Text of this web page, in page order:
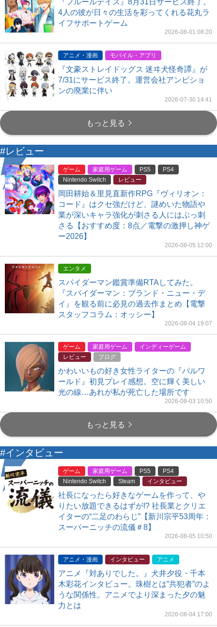
『フルールデイズ』8月31日サービス終了。
4人の彼が日々の生活を彩ってくれる花丸ラ
イフサポートゲーム
2026-08-01 08:20
アニメ・漫画 モバイル・アプリ
『文豪ストレイドッグス 迷ヰ犬怪奇譚』が
7/31にサービス終了。運営会社アンビショ
ンの廃業に伴い
2026-07-30 14:41
もっと見る
#レビュー
ゲーム 家庭用ゲーム PS5
PS4
Nintendo Switch
レビュー
岡田耕始＆里見直新作RPG『ヴィリオン：
コード』はクセ強だけど、謎めいた物語や
業が深いキャラ強化が刺さる人にはぶっ刺
さる【おすすめ度：8点／電撃の激押し神ゲ
ー2026】
2026-08-05 12:00
エンタメ
スパイダーマン鑑賞準備RTAしてみた。
『スパイダーマン：ブランド・ニュー・デ
イ』を観る前に必見の過去作まとめ【電撃
スタッフコラム：オッシー】
2026-08-04 19:07
ゲーム 家庭用ゲーム
インディーゲーム
レビュー
ブログ
かわいいもの好き女性ライターの『パルワ
ールド』初見プレイ感想。空に輝く美しい
光の線…あれが私が死亡した場所です
2026-08-03 10:50
もっと見る
#インタビュー
ゲーム 家庭用ゲーム PS5
PS4
Nintendo Switch
Steam インタビュー
社長になったら好きなゲームを作って、や
りたい放題できるはずが!? 社長業とクリエ
イターの“二足のわらじ”【新川宗平53周年：
スーパーニッチの流儀＃8】
2026-08-05 10:50
アニメ・漫画 インタビュー アニメ
アニメ『対ありでした。』犬井夕役・千本
木彩花インタビュー。珠樹とは”共犯者”のよ
うな関係性。アニメでより深まった夕の魅
力とは
2026-08-04 17:00